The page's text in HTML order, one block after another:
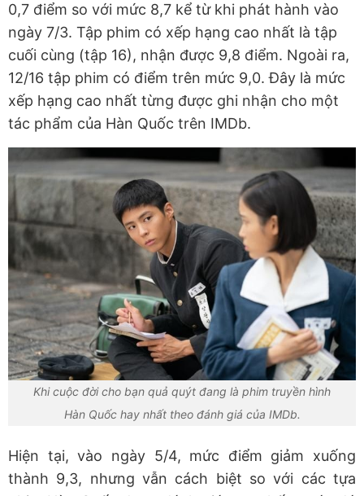
0,7 điểm so với mức 8,7 kể từ khi phát hành vào
ngày 7/3. Tập phim có xếp hạng cao nhất là tập
cuối cùng (tập 16), nhận được 9,8 điểm. Ngoài ra,
12/16 tập phim có điểm trên mức 9,0. Đây là mức
xếp hạng cao nhất từng được ghi nhận cho một
tác phẩm của Hàn Quốc trên IMDb.
Khi cuộc đời cho bạn quả quýt đang là phim truyền hình
Hàn Quốc hay nhất theo đánh giá của IMDb.
Hiện tại, vào ngày 5/4, mức điểm giảm xuống
thành 9,3, nhưng vẫn cách biệt so với các tựa